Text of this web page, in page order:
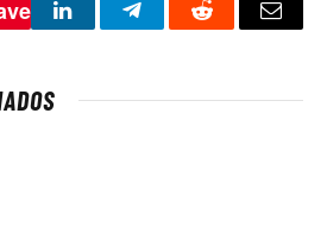
LinkedInTelegramReddit Email